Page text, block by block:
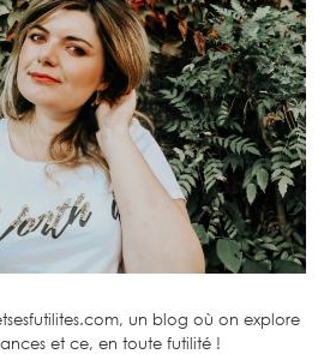
un blog où on explore
et ce, en toute futilité !